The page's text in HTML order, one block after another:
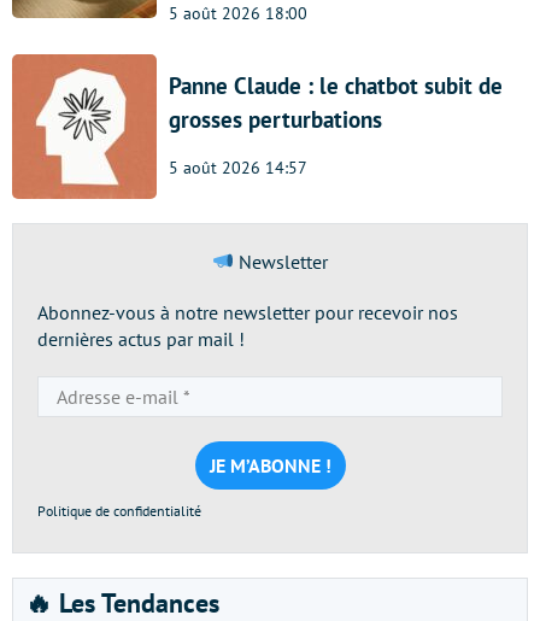
5 août 2026 18:00
Panne Claude : le chatbot subit de
grosses perturbations
5 août 2026 14:57
Newsletter
Abonnez-vous à notre newsletter pour recevoir nos
dernières actus par mail !
e-
mail
*
Politique de confidentialité
🔥 Les Tendances